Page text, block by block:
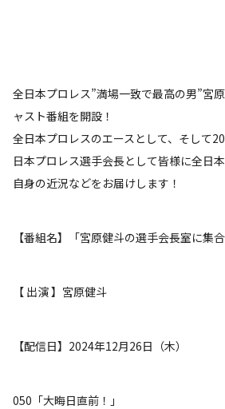
全日本プロレス”満場一致で最高の男”宮
ャスト番組を開設！
全日本プロレスのエースとして、そして
日本プロレス選手会長として皆様に全日
自身の近況などをお届けします！
【番組名】「宮原健斗の選手会長室に集合
【 出演 】宮原健斗
【配信日】2024年12月26日（木）
050「大晦日直前！」